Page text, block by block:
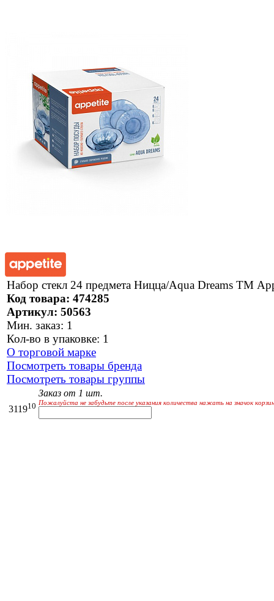
Набор стекл 24 предмета Ницца/Aqua Dreams ТМ
Код товара: 474285
Артикул: 50563
Мин. заказ: 1
Кол-во в упаковке: 1
О торговой марке
Посмотреть товары бренда
Посмотреть товары группы
311910
Заказ от 1 шт.
Пожалуйста не забудьте после указания количества нажать на значок